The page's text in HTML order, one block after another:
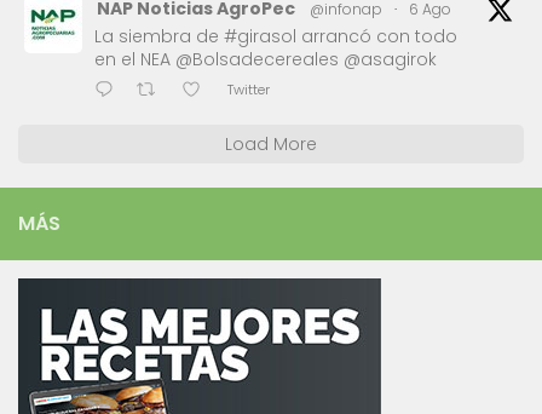
NAP Noticias AgroPec @infonap · 6 Ago
La siembra de #girasol arrancó con todo
en el NEA @Bolsadecereales @asagirok
Twitter
Load More
MÁS